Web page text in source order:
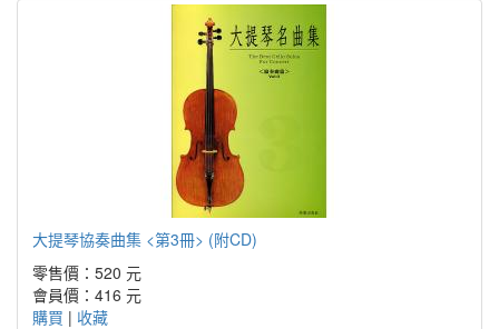
大提琴協奏曲集 <第3冊> (附CD)
零售價：520 元
會員價：416 元
購買 | 收藏